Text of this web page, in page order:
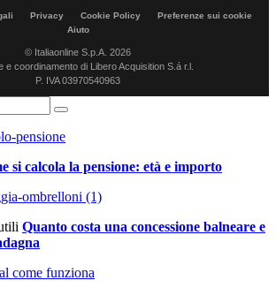
Privacy Cookie Policy
Preferenze sui cookie
Aiuto
© Italiaonline S.p.A. 2026
e coordinamento di Libero Acquisition S.á r.l.
P. IVA 03970540963
si calcola la pensione: età e importo
Quanto costa una concessione balneare e